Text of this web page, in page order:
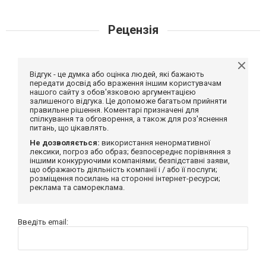
Рецензія
Відгук - це думка або оцінка людей, які бажають
передати досвід або враження іншим користувачам
нашого сайту з обов'язковою аргументацією
залишеного відгука. Це допоможе багатьом прийняти
правильне рішення. Коментарі призначені для
спілкування та обговорення, а також для роз'яснення
питань, що цікавлять.
Не дозволяється: використання ненормативної
лексики, погроз або образ; безпосереднє порівняння з
іншими конкуруючими компаніями; безпідставні заяви,
що ображають діяльність компанії і / або її послуги;
розміщення посилань на сторонні інтернет-ресурси;
реклама та самореклама.
Введіть email: